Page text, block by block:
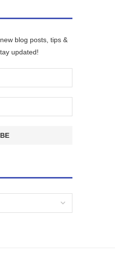
blog posts, tips &
updated!